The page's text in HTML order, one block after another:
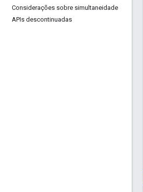
Considerações sobre simultaneidade
APIs descontinuadas